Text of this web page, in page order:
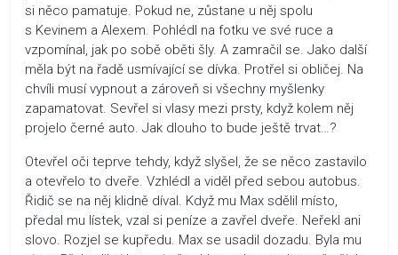
si něco pamatuje. Pokud ne, zůstane u něj spolu
s Kevinem a Alexem. Pohlédl na fotku ve své ruce a
vzpomínal, jak po sobě oběti šly. A zamračil se. Jako další
měla být na řadě usmívající se dívka. Protřel si obličej. Na
chvíli musí vypnout a zároveň si všechny myšlenky
zapamatovat. Sevřel si vlasy mezi prsty, když kolem něj
projelo černé auto. Jak dlouho to bude ještě trvat…?
Otevřel oči teprve tehdy, když slyšel, že se něco zastavilo
a otevřelo to dveře. Vzhlédl a viděl před sebou autobus.
Řidič se na něj klidně díval. Když mu Max sdělil místo,
předal mu lístek, vzal si peníze a zavřel dveře. Neřekl ani
slovo. Rozjel se kupředu. Max se usadil dozadu. Byla mu